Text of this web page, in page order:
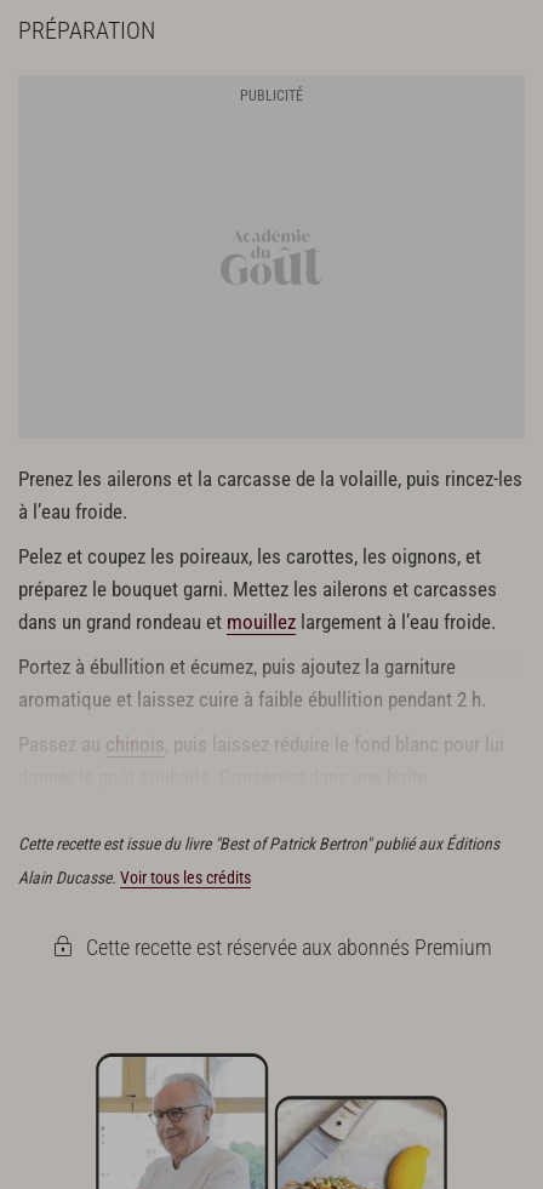
PRÉPARATION
Prenez les ailerons et la carcasse de la volaille, puis rincez-les
à l’eau froide.
Pelez et coupez les poireaux, les carottes, les oignons, et
préparez le bouquet garni. Mettez les ailerons et carcasses
dans un grand rondeau et mouillez largement à l’eau froide.
Portez à ébullition et écumez, puis ajoutez la garniture
aromatique et laissez cuire à faible ébullition pendant 2 h.
Passez au chinois , puis laissez réduire le fond blanc pour lui
Cette recette est issue du livre "Best of Patrick Bertron" publié aux Éditions
Alain Ducasse. Voir tous les crédits
Cette recette est réservée aux abonnés Premium